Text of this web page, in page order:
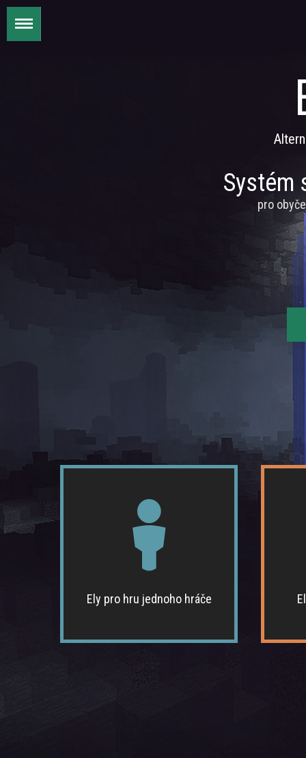
Systém
pro
Ely pro hru jednoho hráče
skin
Zapomeňte na výměnu char.png a kradení
nicků. Nyní si můžete vybrat jakýkoli nick
chcete. Ely.by podporuje všechny verze
Minecraftu a je snadno použitelný.